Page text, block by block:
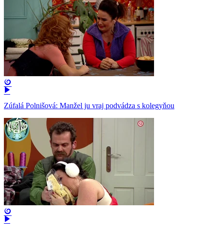
Zúfalá Polnišová: Manžel ju vraj podvádza s kolegyňou